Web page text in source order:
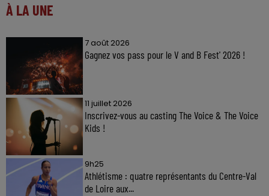
À LA UNE
7 août 2026
Gagnez vos pass pour le V and B Fest' 2026 !
11 juillet 2026
Inscrivez-vous au casting The Voice & The Voice
Kids !
9h25
Athlétisme : quatre représentants du Centre-Val
de Loire aux...